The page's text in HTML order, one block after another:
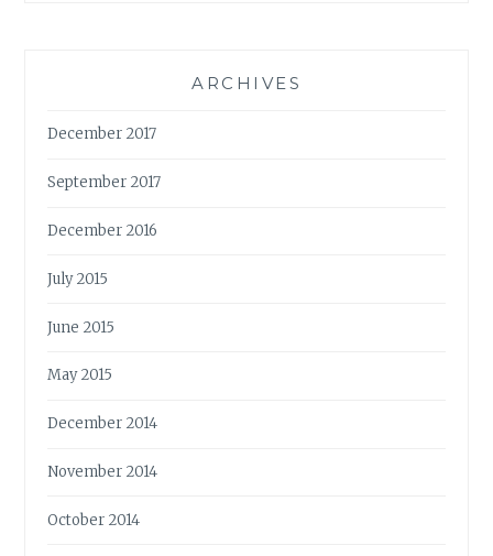
ARCHIVES
December 2017
September 2017
December 2016
July 2015
June 2015
May 2015
December 2014
November 2014
October 2014